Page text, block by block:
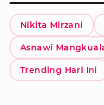
Nikita Mirzani
Asnawi
Trending Hari Ini